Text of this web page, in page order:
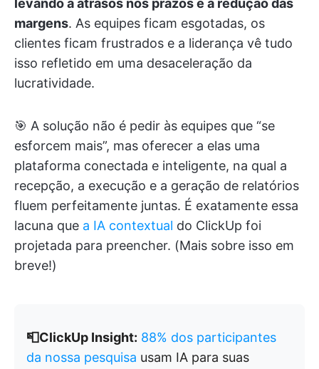
levando a atrasos nos prazos e à redução das
margens. As equipes ficam esgotadas, os
clientes ficam frustrados e a liderança vê tudo
isso refletido em uma desaceleração da
lucratividade.
🎯 A solução não é pedir às equipes que “se
esforcem mais”, mas oferecer a elas uma
plataforma conectada e inteligente, na qual a
recepção, a execução e a geração de relatórios
fluem perfeitamente juntas. É exatamente essa
lacuna que a IA contextual do ClickUp foi
projetada para preencher. (Mais sobre isso em
breve!)
📮ClickUp Insight: 88% dos participantes
da nossa pesquisa usam IA para suas